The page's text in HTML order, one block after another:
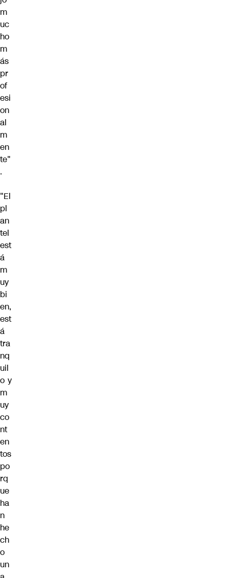
m
uc
ho
m
ás
pr
of
esi
on
al
m
en
te"
.
"El
pl
an
tel
est
á
m
uy
bi
en,
est
á
tra
nq
uil
o y
m
uy
co
nt
en
tos
po
rq
ue
ha
n
he
ch
o
un